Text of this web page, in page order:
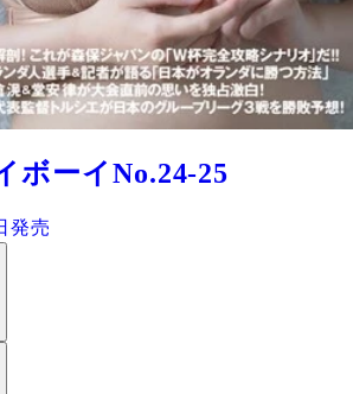
ボーイNo.24-25
発売